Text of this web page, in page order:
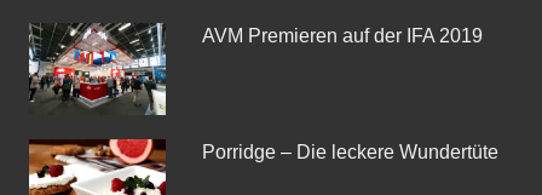
AVM Premieren auf der IFA 2019
Porridge – Die leckere Wundertüte